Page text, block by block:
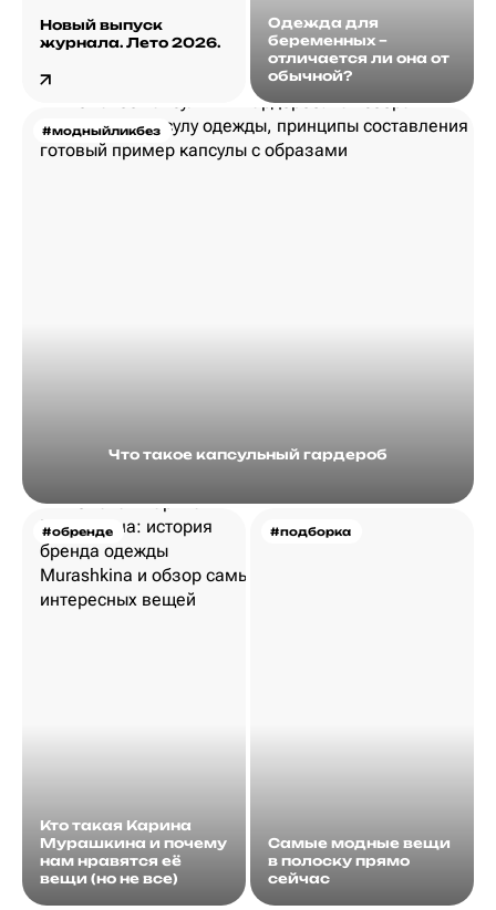
Новый выпуск
журнала. Лето 2026.
Одежда для
беременных –
отличается ли она от
обычной?
#модныйликбез
Что такое капсульный гардероб
#обренде
Кто такая Карина
Мурашкина и почему
нам нравятся её
вещи (но не все)
#подборка
Самые модные вещи
в полоску прямо
сейчас